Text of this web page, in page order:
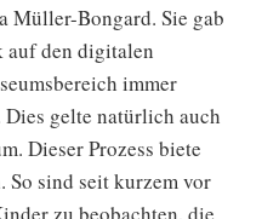
Müller-Bongard. Sie gab
den digitalen
immer
gelte natürlich auch
Dieser Prozess biete
So sind seit kurzem vor
zu beobachten, die